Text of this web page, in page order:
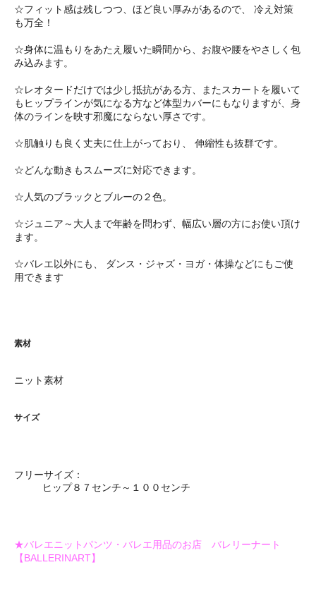
☆フィット感は残しつつ、ほど良い厚みがあるので、 冷え対策
も万全！
☆身体に温もりをあたえ履いた瞬間から、お腹や腰をやさしく包
み込みます。
☆レオタードだけでは少し抵抗がある方、またスカートを履いて
もヒップラインが気になる方など体型カバーにもなりますが、身
体のラインを映す邪魔にならない厚さです。
☆肌触りも良く丈夫に仕上がっており、 伸縮性も抜群です。
☆どんな動きもスムーズに対応できます。
☆人気のブラックとブルーの２色。
☆ジュニア～大人まで年齢を問わず、幅広い層の方にお使い頂け
ます。
☆バレエ以外にも、 ダンス・ジャズ・ヨガ・体操などにもご使
用できます
素材
ニット素材
サイズ
フリーサイズ：
ヒップ８７センチ～１００センチ
★バレエニットパンツ・バレエ用品のお店 バレリーナート
【BALLERINART】